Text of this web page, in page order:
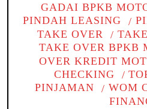
GADAI BPKB
PINDAH LEASING
TAKE OVER
TAKE OVER BPKB
OVER KREDIT
CHECKING
PINJAMAN
WOM